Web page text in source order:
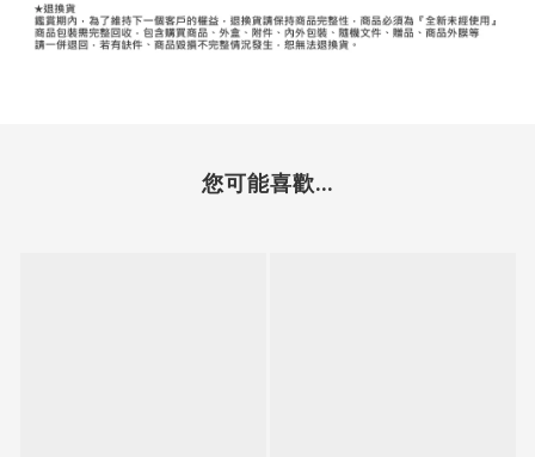
您可能喜歡...